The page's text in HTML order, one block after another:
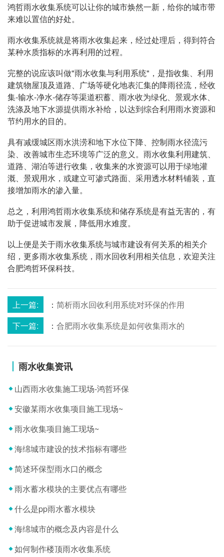
鸿哲雨水收集系统可以让你的城市焕然一新，给你的城市带
来难以置信的好处。
雨水收集系统就是将雨水收集起来，经过处理后，得到符合
某种水质指标的水再利用的过程。
完整的说应该叫做"雨水收集与利用系统"，是指收集、利用
建筑物屋顶及道路、广场等硬化地表汇集的降雨径流，经收
集-输水-净水-储存等渠道积蓄、雨水收为绿化、景观水体、
洗涤及地下水源提供雨水补给，以达到综合利用雨水资源和
节约用水的目的。
具有减缓城区雨水洪涝和地下水位下降、控制雨水径流污
染、改善城市生态环境等广泛的意义。雨水收集利用建筑、
道路、湖泊等进行收集，收集来的水资源可以用于绿地灌
溉、景观用水，或建立可渗式路面、采用透水材料铺装，直
接增加雨水的渗入量。
总之，利用鸿哲雨水收集系统和储存系统是有益无害的，有
助于促进城市发展，降低用水难度。
以上便是关于雨水收集系统与城市建设有何关系的相关介
绍，更多雨水收集系统，雨水回收利用相关信息，欢迎关注
合肥鸿哲环保科技。
上一篇: ： 简析雨水回收利用系统对环保的作用
下一篇:
： 合肥雨水收集系统是如何收集雨水的
雨水收集资讯
山西雨水收集施工现场-鸿哲环保
安徽某雨水收集项目施工现场~
雨水收集项目施工现场~
海绵城市建设的技术指标有哪些
简述环保型雨水口的概念
雨水蓄水模块的主要优点有哪些
什么是pp雨水蓄水模块
海绵城市的概念及内容是什么
如何制作楼顶雨水收集系统